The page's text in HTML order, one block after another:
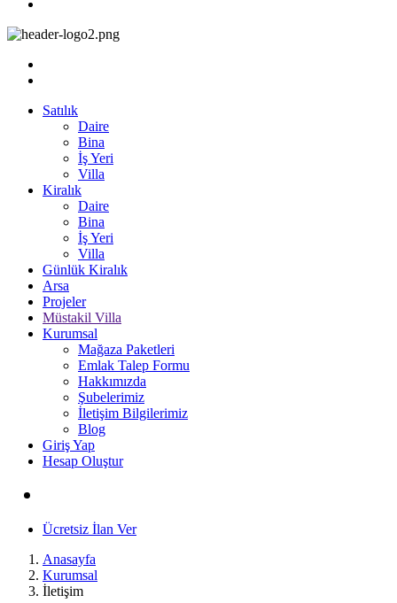
Satılık
Daire
Bina
İş Yeri
Villa
Kiralık
Daire
Bina
İş Yeri
Villa
Günlük Kiralık
Arsa
Projeler
Müstakil Villa
Kurumsal
Mağaza Paketleri
Emlak Talep Formu
Hakkımızda
Şubelerimiz
İletişim Bilgilerimiz
Blog
Giriş Yap
Hesap Oluştur
Ücretsiz İlan Ver
Anasayfa
Kurumsal
İletişim